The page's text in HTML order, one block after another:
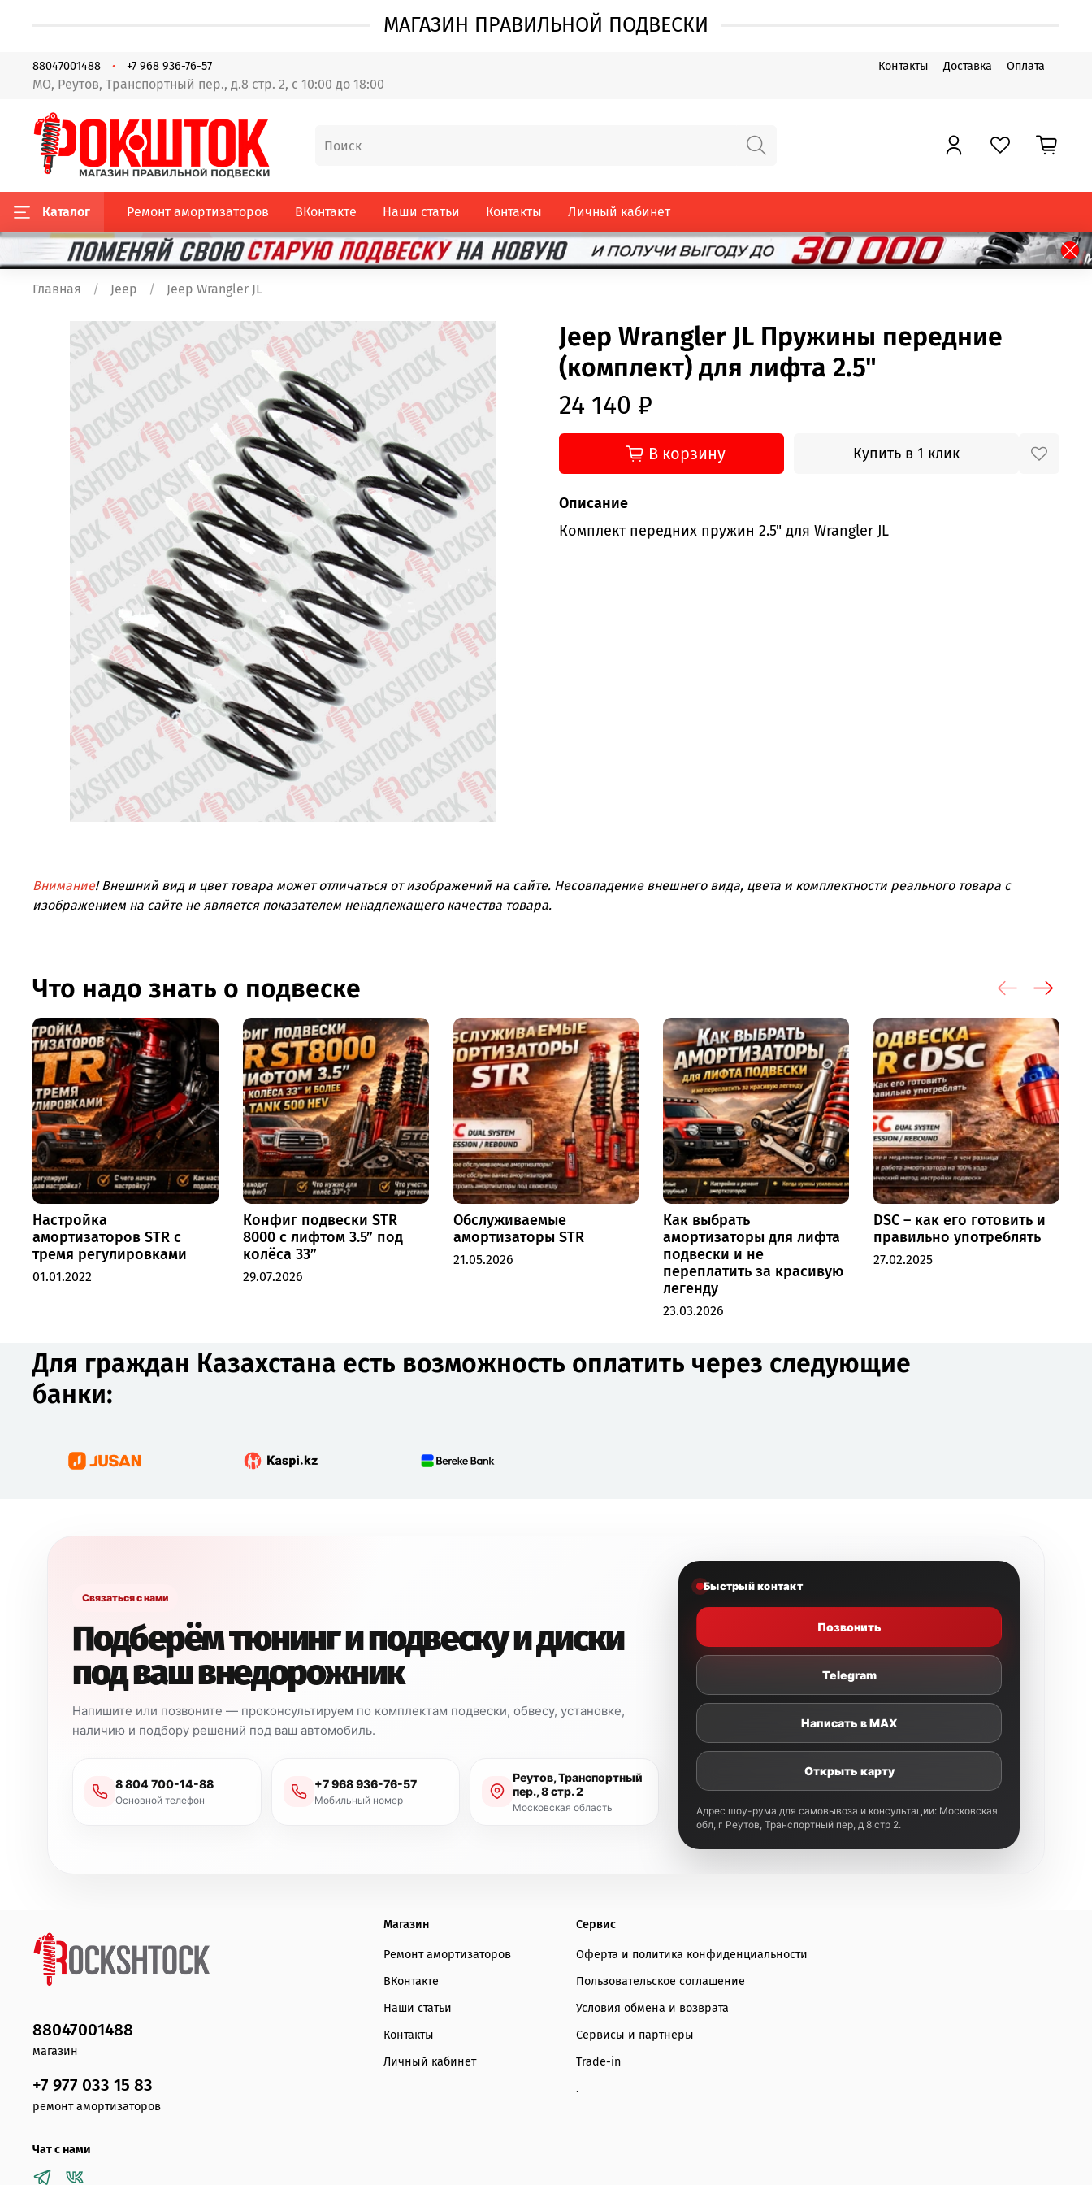
МАГАЗИН ПРАВИЛЬНОЙ ПОДВЕСКИ
Контакты Доставка Оплата
МО, Реутов, Транспортный пер., д.8 стр. 2, с 10:00 до 18:00
88047001488 +7 968 936-76-57
Каталог Ремонт амортизаторов ВКонтакте Наши статьи Контакты Личный кабинет
Главная Jeep Jeep Wrangler JL
Jeep Wrangler JL Пружины передние
(комплект) для лифта 2.5"
24 140 ₽
В корзину Купить в 1 клик
Описание
Комплект передних пружин 2.5" для Wrangler JL
Внимание! Внешний вид и цвет товара может отличаться от изображений на сайте. Несовпадение внешнего вида, цвета и комплектности реального товара с
изображением на сайте не является показателем ненадлежащего качества товара.
Что надо знать о подвеске
Настройка
амортизаторов STR с
тремя регулировками
01.01.2022
Конфиг подвески STR
8000 с лифтом 3.5” под
колёса 33”
29.07.2026
Обслуживаемые
амортизаторы STR
21.05.2026
Как выбрать
амортизаторы для лифта
подвески и не
переплатить за красивую
легенду
23.03.2026
DSC – как его готовить и
правильно употреблять
27.02.2025
Для граждан Казахстана есть возможность оплатить через следующие
банки:
Связаться с нами
Подберём тюнинг и подвеску и диски
под ваш внедорожник
Напишите или позвоните — проконсультируем по комплектам подвески, обвесу, установке,
наличию и подбору решений под ваш автомобиль.
8 804 700-14-88
Основной телефон
+7 968 936-76-57
Мобильный номер
Реутов, Транспортный
пер., 8 стр. 2
Московская область
Быстрый контакт
Позвонить
Telegram
Написать в MAX
Открыть карту
Адрес шоу-рума для самовывоза и консультации: Московская
обл, г Реутов, Транспортный пер, д 8 стр 2.
Магазин
Ремонт амортизаторов
ВКонтакте
Наши статьи
Контакты
Личный кабинет
Сервис
Оферта и политика конфиденциальности
Пользовательское соглашение
Условия обмена и возврата
Сервисы и партнеры
Trade-in
.
88047001488
магазин
+7 977 033 15 83
ремонт амортизаторов
Чат с нами